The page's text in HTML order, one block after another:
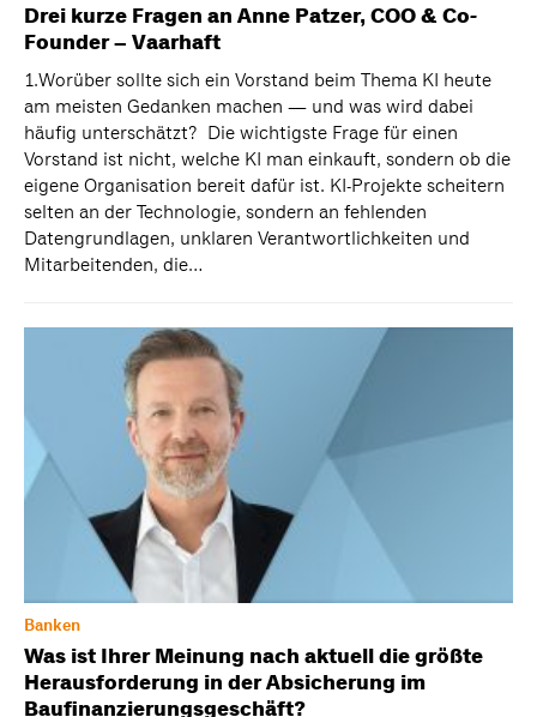
Drei kurze Fragen an Anne Patzer, COO & Co-
Founder – Vaarhaft
1.Worüber sollte sich ein Vorstand beim Thema KI heute
am meisten Gedanken machen — und was wird dabei
häufig unterschätzt? Die wichtigste Frage für einen
Vorstand ist nicht, welche KI man einkauft, sondern ob die
eigene Organisation bereit dafür ist. KI-Projekte scheitern
selten an der Technologie, sondern an fehlenden
Datengrundlagen, unklaren Verantwortlichkeiten und
Mitarbeitenden, die…
Banken
Was ist Ihrer Meinung nach aktuell die größte
Herausforderung in der Absicherung im
Baufinanzierungsgeschäft?